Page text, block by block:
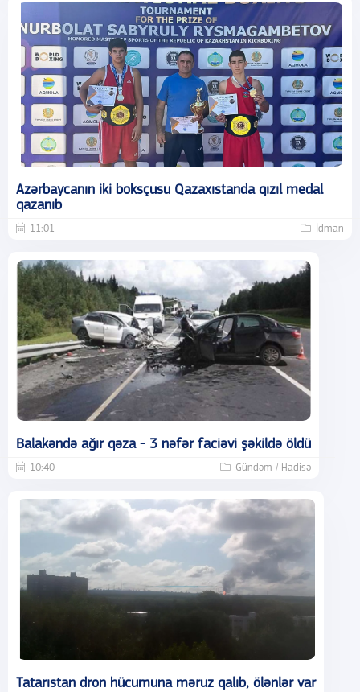
Azərbaycanın iki boksçusu Qazaxıstanda qızıl medal
qazanıb
11:01 İdman
Balakəndə ağır qəza - 3 nəfər faciəvi şəkildə öldü
10:40 Gündəm / Hadisə
Tatarıstan dron hücumuna məruz qalıb, ölənlər var